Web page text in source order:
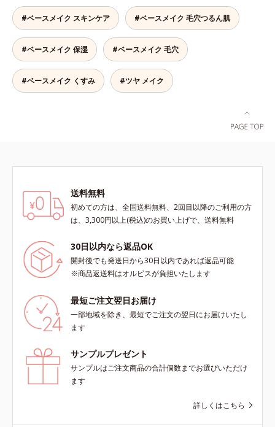
まとったような仕上がりに。*1 ス
キンフィットカラー成分（酸化チタ
ン、酸化鉄、ステアロイルグルタミ
ン酸2Na）配合＝自然な仕上がりで
肌悩みをカバーする粉体*2 角層ま
で*3 肌のキメを整え、粉体を密着
させる設計のこと
をまとったグロウニュアンスパウダ
ーを新配合。リキッドのツヤ感を活
かしながらも、ふんわりと軽やかな
サラツヤ肌へと、仕上がり質感を格
上げします。うるおいパウダーを
50％配合し、さらに浸透型ヒアルロ
ン酸エキスも加えることで、お粉な
#ベースメイク スキンケア #ベースメイク 毛穴つるん肌
#ベースメイク 保湿 #ベースメイク 毛穴
#ベースメイク くすみ #ツヤ メイク
送料無料
初めての方は、全国送料無料、2回目以降のご利用の方
は、3,300円以上(税込)のお買い上げで、送料無料
30日以内なら返品OK
開封後でも発送日から30日以内であれば返品可能
※商品返送料はオルビスが負担いたします
最短ご注文翌日お届け
一部地域を除き、最短でご注文の翌日にお届けいたし
ます
サンプルプレゼント
サンプルはご注文商品の合計個数までお選びいただけ
ます
詳しくはこちら